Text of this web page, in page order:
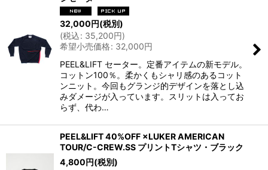
32,000円(税別)
(税込: 35,200円)
希望小売価格: 32,000円
PEEL&LIFT セーター。定番アイテムの新モデル。
コットン100％。柔かくもシャリ感のあるコット
ンニット。今回もグランジ的デザインを落とし込
みダメージが入っています。スリットは入ってお
らず、代わ…
PEEL&LIFT 40%OFF ×LUKER AMERICAN
TOUR/C-CREW.SS プリントTシャツ・ブラック
4,800円(税別)